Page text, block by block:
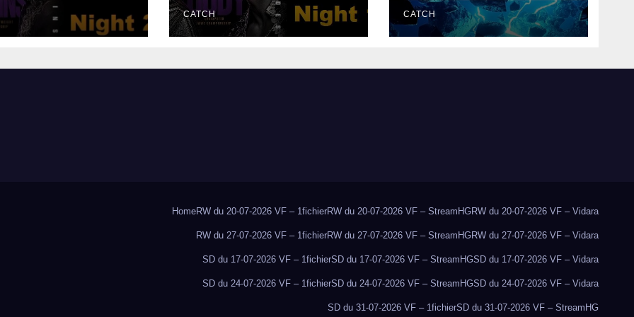
CATCH CATCH
HomeRW du 20-07-2026 VF – 1fichierRW du 20-07-2026 VF – StreamHGRW du 20-07-2026 VF – Vidara
RW du 27-07-2026 VF – 1fichierRW du 27-07-2026 VF – StreamHGRW du 27-07-2026 VF – Vidara
SD du 17-07-2026 VF – 1fichierSD du 17-07-2026 VF – StreamHGSD du 17-07-2026 VF – Vidara
SD du 24-07-2026 VF – 1fichierSD du 24-07-2026 VF – StreamHGSD du 24-07-2026 VF – Vidara
SD du 31-07-2026 VF – 1fichierSD du 31-07-2026 VF – StreamHG